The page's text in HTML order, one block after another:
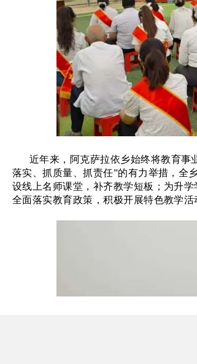
近年来，阿克萨拉依乡始终将教育事
落实、抓质量、抓责任”的有力举措，全
设线上名师课堂，补齐教学短板；为升
全面落实教育政策，积极开展特色教学活